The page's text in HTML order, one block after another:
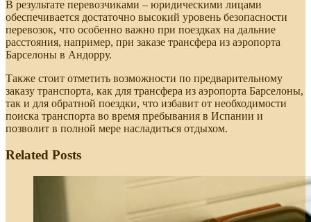
В результате перевозчиками – юридическими лицами
обеспечивается достаточно высокий уровень безопасности
перевозок, что особенно важно при поездках на дальние
расстояния, например, при заказе трансфера из аэропорта
Барселоны в Андорру.
Также стоит отметить возможности по предварительному
заказу транспорта, как для трансфера из аэропорта Барселоны,
так и для обратной поездки, что избавит от необходимости
поиска транспорта во время пребывания в Испании и
позволит в полной мере насладиться отдыхом.
Related Posts